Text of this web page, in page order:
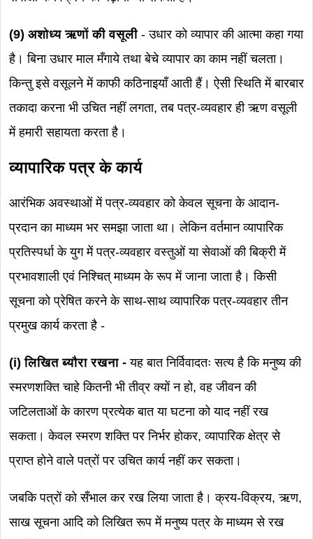
(9) अशोध्य ऋणों की वसूली - उधार को व्यापार की आत्मा कहा गया
है। बिना उधार माल मँगाये तथा बेचे व्यापार का काम नहीं चलता।
किन्तु इसे वसूलने में काफी कठिनाइयाँ आती हैं। ऐसी स्थिति में बारबार
तकादा करना भी उचित नहीं लगता, तब पत्र-व्यवहार ही ऋण वसूली
में हमारी सहायता करता है।
व्यापारिक पत्र के कार्य
आरंभिक अवस्थाओं में पत्र-व्यवहार को केवल सूचना के आदान-
प्रदान का माध्यम भर समझा जाता था। लेकिन वर्तमान व्यापारिक
प्रतिस्पर्धा के युग में पत्र-व्यवहार वस्तुओं या सेवाओं की बिक्री में
प्रभावशाली एवं निश्चित् माध्यम के रूप में जाना जाता है। किसी
सूचना को प्रेषित करने के साथ-साथ व्यापारिक पत्र-व्यवहार तीन
प्रमुख कार्य करता है -
(i) लिखित ब्यौरा रखना - यह बात निर्विवादतः सत्य है कि मनुष्य की
स्मरणशक्ति चाहे कितनी भी तीव्र क्यों न हो, वह जीवन की
जटिलताओं के कारण प्रत्येक बात या घटना को याद नहीं रख
सकता। केवल स्मरण शक्ति पर निर्भर होकर, व्यापारिक क्षेत्र से
प्राप्त होने वाले पत्रों पर उचित कार्य नहीं कर सकता।
जबकि पत्रों को सँभाल कर रख लिया जाता है। क्रय-विक्रय, ऋण,
साख सूचना आदि को लिखित रूप में मनुष्य पत्र के माध्यम से रख